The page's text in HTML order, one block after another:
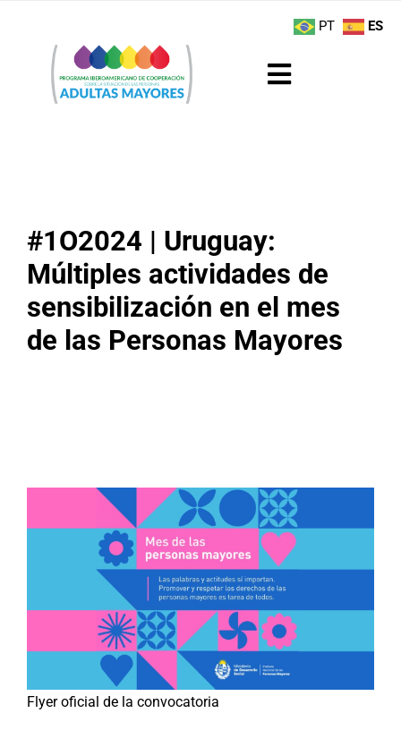
contenido
Toggle
Actividades
Boletín
Buenas Prácticas
#1O2024 | Uruguay:
Múltiples actividades de
sensibilización en el mes
de las Personas Mayores
Flyer oficial de la convocatoria
PT ES